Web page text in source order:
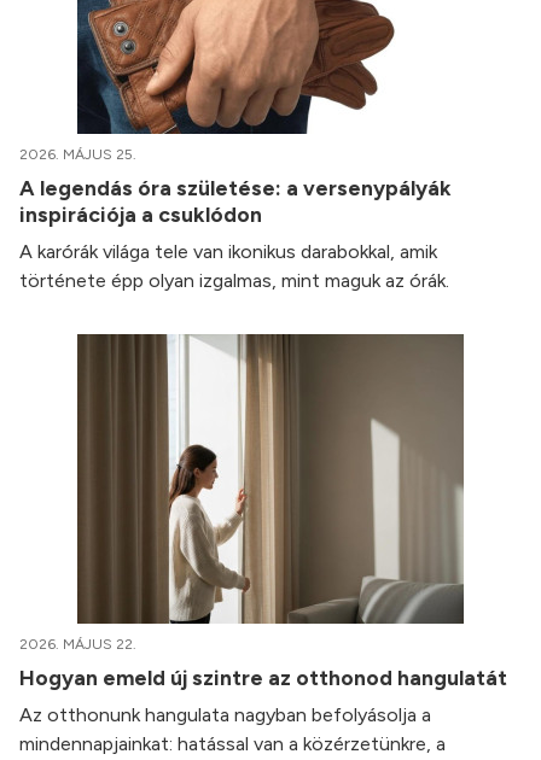
2026. MÁJUS 25.
A legendás óra születése: a versenypályák
inspirációja a csuklódon
A karórák világa tele van ikonikus darabokkal, amik
története épp olyan izgalmas, mint maguk az órák.
2026. MÁJUS 22.
Hogyan emeld új szintre az otthonod hangulatát
Az otthonunk hangulata nagyban befolyásolja a
mindennapjainkat: hatással van a közérzetünkre, a